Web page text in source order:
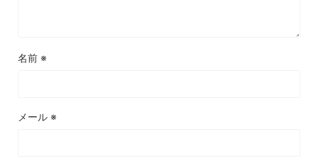
名前 ※
メール ※